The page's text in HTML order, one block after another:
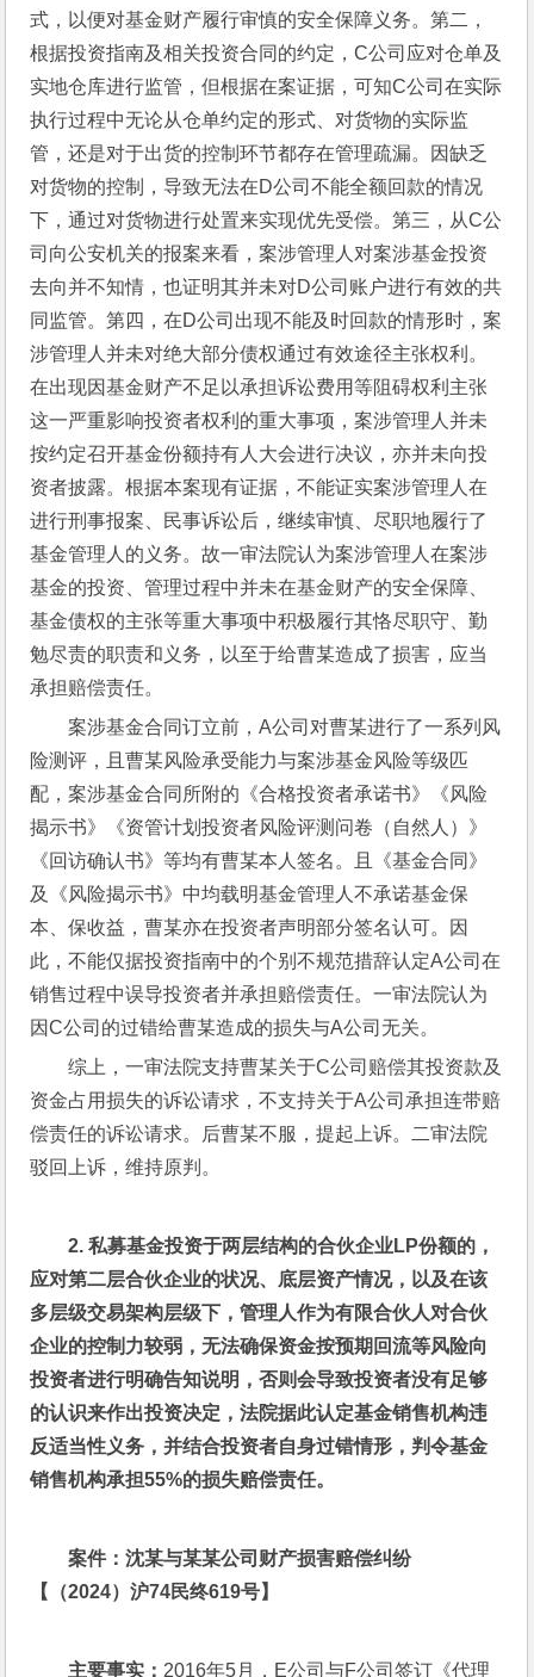
式，以便对基金财产履行审慎的安全保障义务。第二，
根据投资指南及相关投资合同的约定，C公司应对仓单及
实地仓库进行监管，但根据在案证据，可知C公司在实际
执行过程中无论从仓单约定的形式、对货物的实际监
管，还是对于出货的控制环节都存在管理疏漏。因缺乏
对货物的控制，导致无法在D公司不能全额回款的情况
下，通过对货物进行处置来实现优先受偿。第三，从C公
司向公安机关的报案来看，案涉管理人对案涉基金投资
去向并不知情，也证明其并未对D公司账户进行有效的共
同监管。第四，在D公司出现不能及时回款的情形时，案
涉管理人并未对绝大部分债权通过有效途径主张权利。
在出现因基金财产不足以承担诉讼费用等阻碍权利主张
这一严重影响投资者权利的重大事项，案涉管理人并未
按约定召开基金份额持有人大会进行决议，亦并未向投
资者披露。根据本案现有证据，不能证实案涉管理人在
进行刑事报案、民事诉讼后，继续审慎、尽职地履行了
基金管理人的义务。故一审法院认为案涉管理人在案涉
基金的投资、管理过程中并未在基金财产的安全保障、
基金债权的主张等重大事项中积极履行其恪尽职守、勤
勉尽责的职责和义务，以至于给曹某造成了损害，应当
承担赔偿责任。
案涉基金合同订立前，A公司对曹某进行了一系列风
险测评，且曹某风险承受能力与案涉基金风险等级匹
配，案涉基金合同所附的《合格投资者承诺书》《风险
揭示书》《资管计划投资者风险评测问卷（自然人）》
《回访确认书》等均有曹某本人签名。且《基金合同》
及《风险揭示书》中均载明基金管理人不承诺基金保
本、保收益，曹某亦在投资者声明部分签名认可。因
此，不能仅据投资指南中的个别不规范措辞认定A公司在
销售过程中误导投资者并承担赔偿责任。一审法院认为
因C公司的过错给曹某造成的损失与A公司无关。
综上，一审法院支持曹某关于C公司赔偿其投资款及
资金占用损失的诉讼请求，不支持关于A公司承担连带赔
偿责任的诉讼请求。后曹某不服，提起上诉。二审法院
驳回上诉，维持原判。
2. 私募基金投资于两层结构的合伙企业LP份额的，
应对第二层合伙企业的状况、底层资产情况，以及在该
多层级交易架构层级下，管理人作为有限合伙人对合伙
企业的控制力较弱，无法确保资金按预期回流等风险向
投资者进行明确告知说明，否则会导致投资者没有足够
的认识来作出投资决定，法院据此认定基金销售机构违
反适当性义务，并结合投资者自身过错情形，判令基金
销售机构承担55%的损失赔偿责任。
案件：沈某与某某公司财产损害赔偿纠纷
【（2024）沪74民终619号】
主要事实： 2016年5月，E公司与F公司签订《代理